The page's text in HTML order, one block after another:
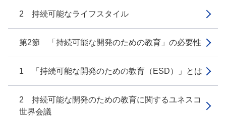
2 持続可能なライフスタイル
第2節 「持続可能な開発のための教育」の必要性
1 「持続可能な開発のための教育（ESD）」とは
2 持続可能な開発のための教育に関するユネスコ
世界会議